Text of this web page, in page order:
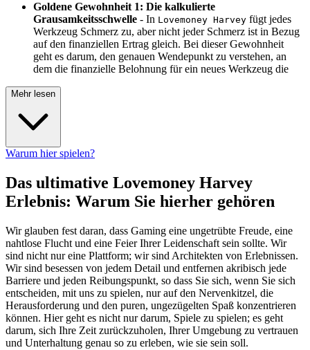
Goldene Gewohnheit 1: Die kalkulierte
Grausamkeitsschwelle - In Lovemoney Harvey fügt jedes
Werkzeug Schmerz zu, aber nicht jeder Schmerz ist in Bezug
auf den finanziellen Ertrag gleich. Bei dieser Gewohnheit
geht es darum, den genauen Wendepunkt zu verstehen, an
dem die finanzielle Belohnung für ein neues Werkzeug die
Mehr lesen
Warum hier spielen?
Das ultimative Lovemoney Harvey
Erlebnis: Warum Sie hierher gehören
Wir glauben fest daran, dass Gaming eine ungetrübte Freude, eine
nahtlose Flucht und eine Feier Ihrer Leidenschaft sein sollte. Wir
sind nicht nur eine Plattform; wir sind Architekten von Erlebnissen.
Wir sind besessen von jedem Detail und entfernen akribisch jede
Barriere und jeden Reibungspunkt, so dass Sie sich, wenn Sie sich
entscheiden, mit uns zu spielen, nur auf den Nervenkitzel, die
Herausforderung und den puren, ungezügelten Spaß konzentrieren
können. Hier geht es nicht nur darum, Spiele zu spielen; es geht
darum, sich Ihre Zeit zurückzuholen, Ihrer Umgebung zu vertrauen
und Unterhaltung genau so zu erleben, wie sie sein soll.